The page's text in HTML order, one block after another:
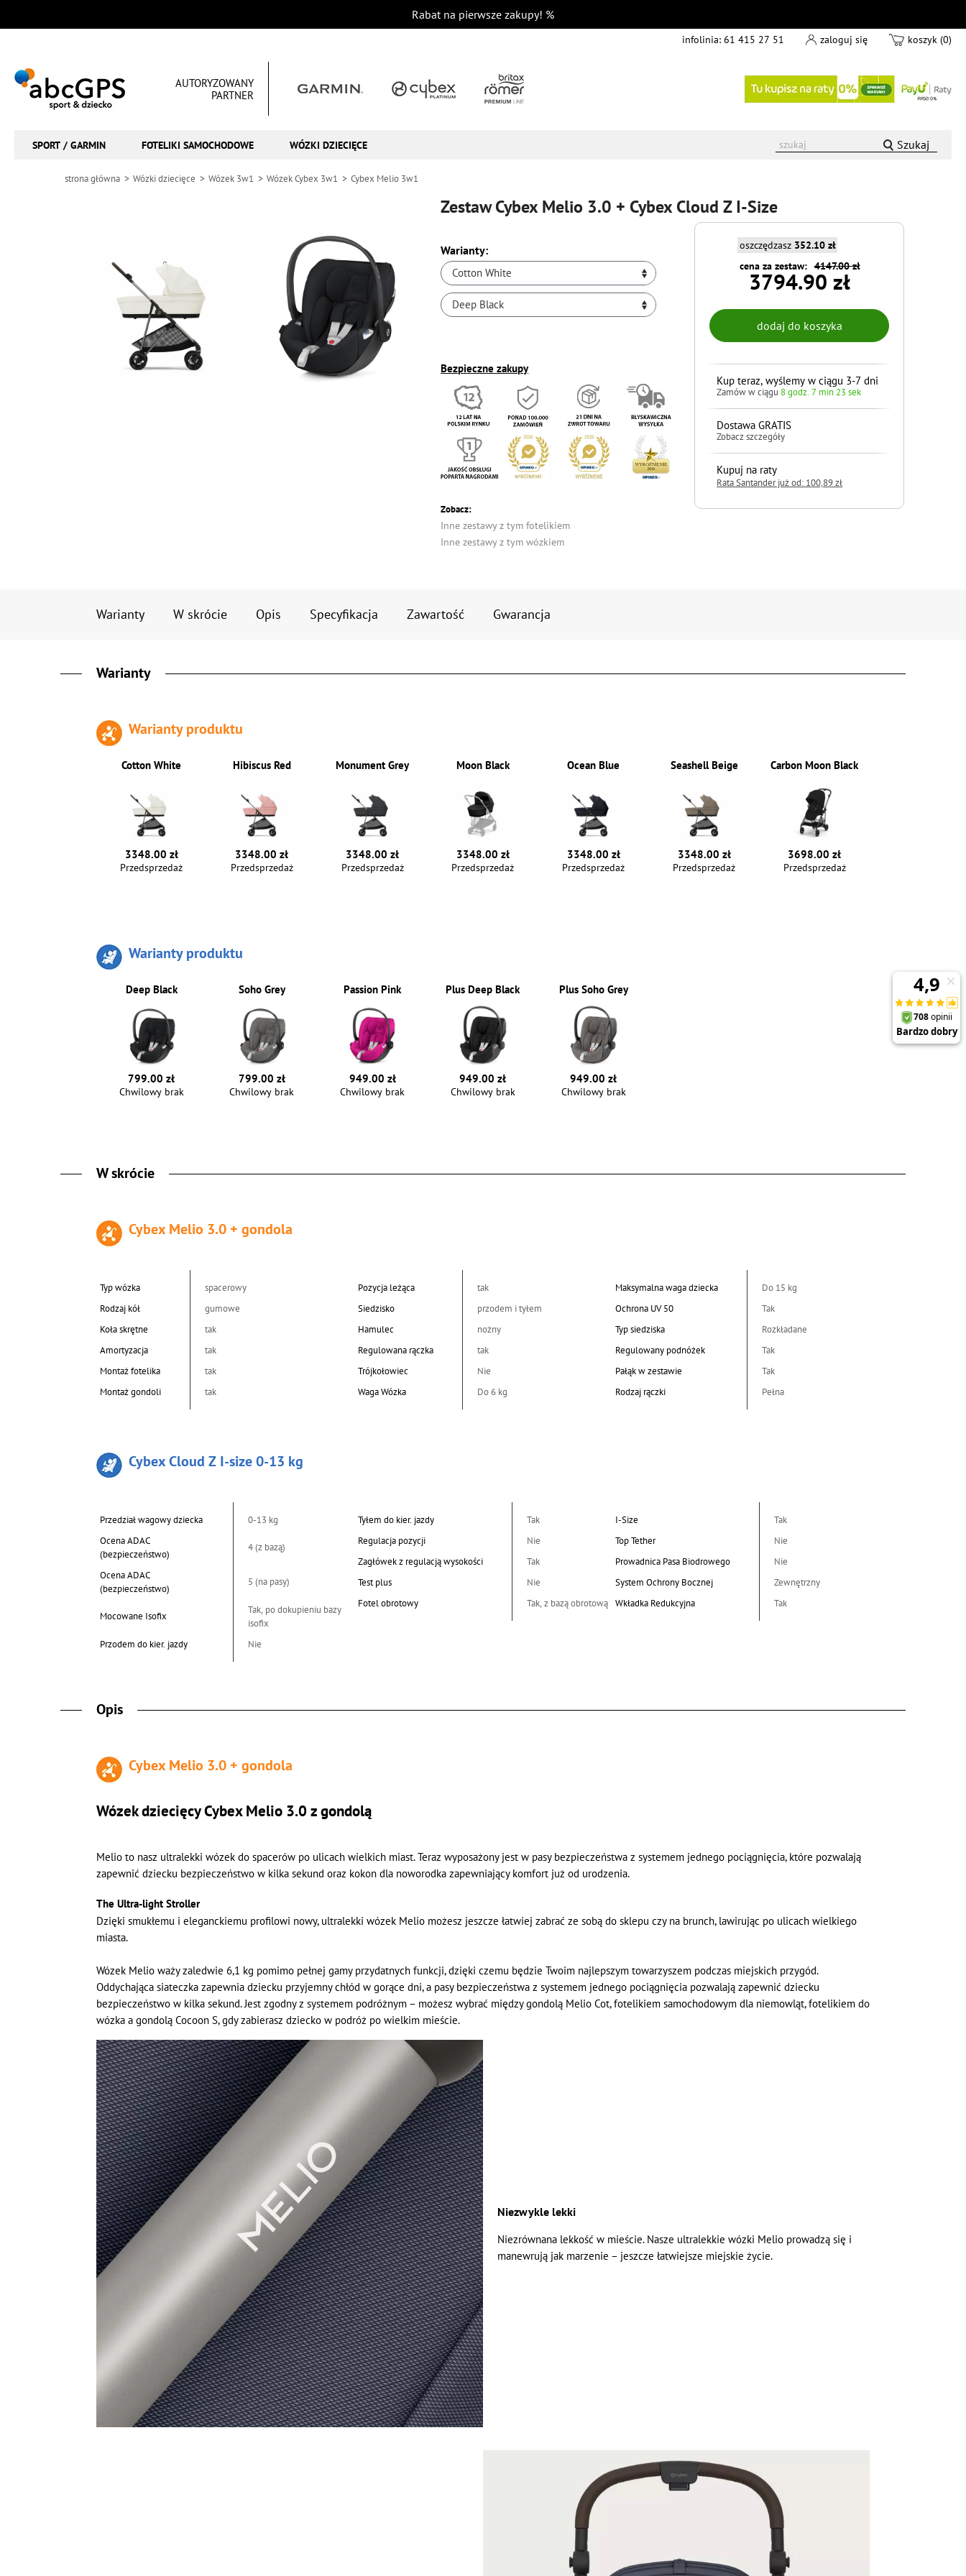
Rabat na pierwsze zakupy! %
infolinia: 61 415 27 51 zaloguj się koszyk (0)
AUTORYZOWANY
PARTNER
SPORT / GARMIN FOTELIKI SAMOCHODOWE WÓZKI DZIECIĘCE Szukaj
strona główna Wózki dziecięce Wózek 3w1 Wózek Cybex 3w1 Cybex Melio 3w1
Zestaw Cybex Melio 3.0 + Cybex Cloud Z I-Size
Warianty:
Cotton White
Deep Black
Bezpieczne zakupy
Zobacz:
Inne zestawy z tym fotelikiem
Inne zestawy z tym wózkiem
oszczędzasz 352.10 zł
4147.00 zł
cena za zestaw:
3794.90 zł
Kup teraz, wyślemy w ciągu 3-7 dni
Zamów w ciągu 8 godz. 7 min 22 sek
Dostawa GRATIS
Zobacz szczegóły
Kupuj na raty
Rata Santander już od: 100,89 zł
Warianty W skrócie Opis Specyfikacja Zawartość Gwarancja
Warianty
Warianty produktu
Cotton White
3348.00 zł
Przedsprzedaż
Hibiscus Red
3348.00 zł
Przedsprzedaż
Monument Grey
3348.00 zł
Przedsprzedaż
Moon Black
3348.00 zł
Przedsprzedaż
Ocean Blue
3348.00 zł
Przedsprzedaż
Seashell Beige
3348.00 zł
Przedsprzedaż
Carbon Moon Black
3698.00 zł
Przedsprzedaż
Warianty produktu
Deep Black
799.00 zł
Chwilowy brak
Soho Grey
799.00 zł
Chwilowy brak
Passion Pink
949.00 zł
Chwilowy brak
Plus Deep Black
949.00 zł
Chwilowy brak
Plus Soho Grey
949.00 zł
Chwilowy brak
W skrócie
Cybex Melio 3.0 + gondola
Typ wózka
spacerowy
Rodzaj kół
gumowe
Koła skrętne
tak
Amortyzacja
tak
Montaż fotelika
tak
Montaż gondoli
tak
Pozycja leżąca
tak
Siedzisko
przodem i tyłem
Hamulec
nożny
Regulowana rączka
tak
Trójkołowiec
Nie
Waga Wózka
Do 6 kg
Maksymalna waga dziecka
Do 15 kg
Ochrona UV 50
Tak
Typ siedziska
Rozkładane
Regulowany podnóżek
Tak
Pałąk w zestawie
Tak
Rodzaj rączki
Pełna
Cybex Cloud Z I-size 0-13 kg
Przedział wagowy dziecka
0-13 kg
Ocena ADAC
(bezpieczeństwo)
4 (z bazą)
Ocena ADAC
(bezpieczeństwo)
5 (na pasy)
Mocowane Isofix
Tak, po dokupieniu bazy
isofix
Przodem do kier. jazdy
Nie
Tyłem do kier. jazdy
Tak
Regulacja pozycji
Nie
Zagłówek z regulacją wysokości
Tak
Test plus
Nie
Fotel obrotowy
Tak, z bazą obrotową
I-Size
Tak
Top Tether
Nie
Prowadnica Pasa Biodrowego
Nie
System Ochrony Bocznej
Zewnętrzny
Wkładka Redukcyjna
Tak
Opis
Cybex Melio 3.0 + gondola
Wózek dziecięcy Cybex Melio 3.0 z gondolą
Melio to nasz ultralekki wózek do spacerów po ulicach wielkich miast. Teraz wyposażony jest w pasy bezpieczeństwa z systemem jednego pociągnięcia, które pozwalają
zapewnić dziecku bezpieczeństwo w kilka sekund oraz kokon dla noworodka zapewniający komfort już od urodzenia.
The Ultra-light Stroller
Dzięki smukłemu i eleganckiemu profilowi nowy, ultralekki wózek Melio możesz jeszcze łatwiej zabrać ze sobą do sklepu czy na brunch, lawirując po ulicach wielkiego
miasta.
Wózek Melio waży zaledwie 6,1 kg pomimo pełnej gamy przydatnych funkcji, dzięki czemu będzie Twoim najlepszym towarzyszem podczas miejskich przygód.
Oddychająca siateczka zapewnia dziecku przyjemny chłód w gorące dni, a pasy bezpieczeństwa z systemem jednego pociągnięcia pozwalają zapewnić dziecku
bezpieczeństwo w kilka sekund. Jest zgodny z systemem podróżnym – możesz wybrać między gondolą Melio Cot, fotelikiem samochodowym dla niemowląt, fotelikiem do
wózka a gondolą Cocoon S, gdy zabierasz dziecko w podróż po wielkim mieście.
Niezwykle lekki
Niezrównana lekkość w mieście. Nasze ultralekkie wózki Melio prowadzą się i
manewrują jak marzenie – jeszcze łatwiejsze miejskie życie.